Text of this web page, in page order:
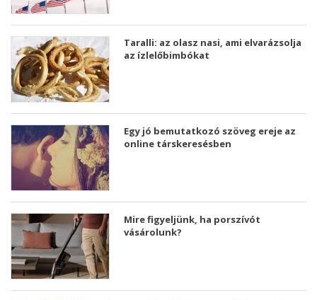
Taralli: az olasz nasi, ami elvarázsolja
az ízlelőbimbókat
Egy jó bemutatkozó szöveg ereje az
online társkeresésben
Mire figyeljünk, ha porszívót
vásárolunk?